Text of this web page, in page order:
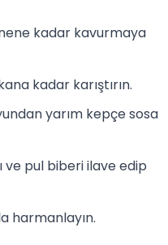
kadar kavurmaya
kadar karıştırın.
yarım kepçe sosa
ve pul biberi ilave edip
harmanlayın.